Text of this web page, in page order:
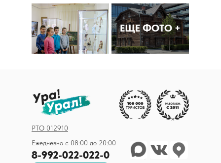
ЕЩЕ ФОТО +
Ежедневно с 08:00 до 20:00
8-992-022-022-0
РТО 012910